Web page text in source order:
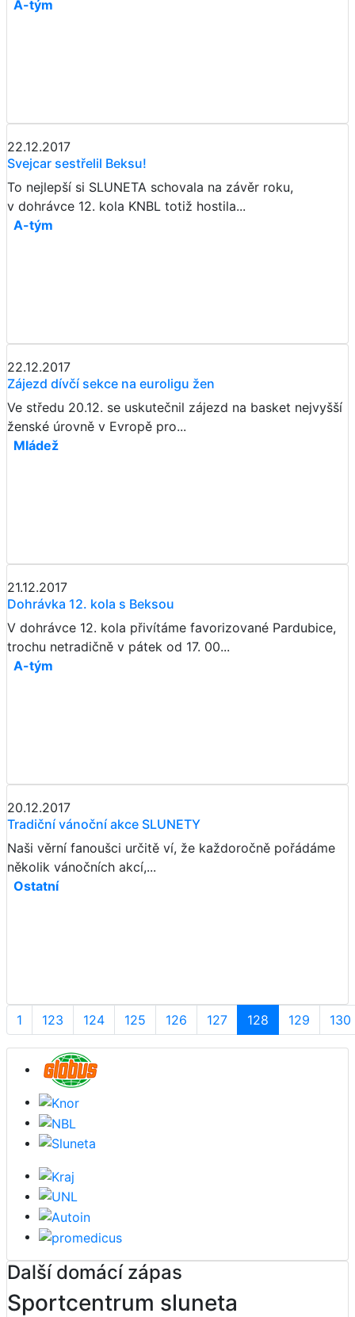
A-tým
22.12.2017
Svejcar sestřelil Beksu!
To nejlepší si SLUNETA schovala na závěr roku,
v dohrávce 12. kola KNBL totiž hostila...
A-tým
22.12.2017
Zájezd dívčí sekce na euroligu žen
Ve středu 20.12. se uskutečnil zájezd na basket nejvyšší
ženské úrovně v Evropě pro...
Mládež
21.12.2017
Dohrávka 12. kola s Beksou
V dohrávce 12. kola přivítáme favorizované Pardubice,
trochu netradičně v pátek od 17. 00...
A-tým
20.12.2017
Tradiční vánoční akce SLUNETY
Naši věrní fanoušci určitě ví, že každoročně pořádáme
několik vánočních akcí,...
Ostatní
1 123 124 125 126 127 128 129 130
Další domácí zápas
Sportcentrum sluneta